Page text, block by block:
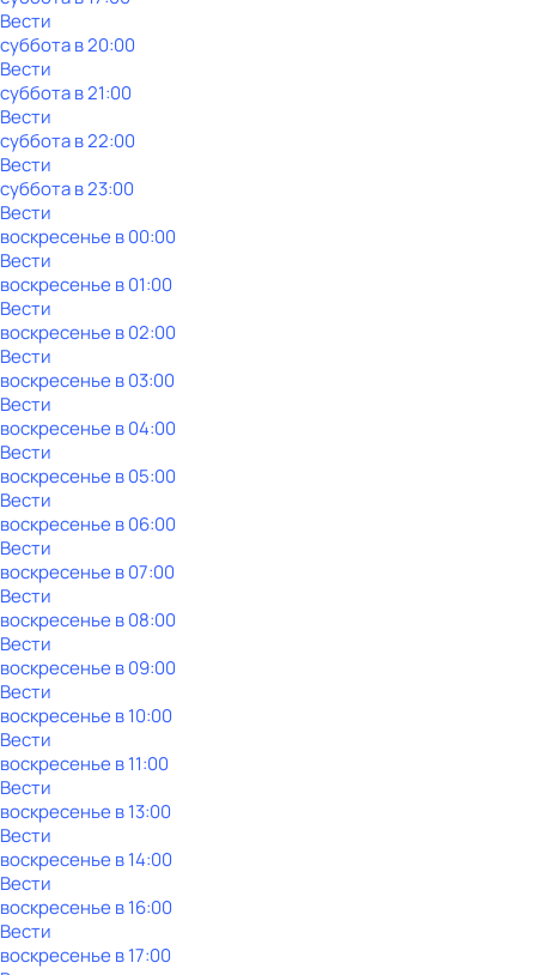
Вести
субботав20:00
Вести
субботав21:00
Вести
субботав22:00
Вести
субботав23:00
Вести
воскресенье в00:00
Вести
воскресенье в01:00
Вести
воскресенье в02:00
Вести
воскресенье в03:00
Вести
воскресенье в04:00
Вести
воскресенье в05:00
Вести
воскресенье в06:00
Вести
воскресенье в07:00
Вести
воскресенье в08:00
Вести
воскресенье в09:00
Вести
воскресенье в10:00
Вести
воскресенье в11:00
Вести
воскресенье в13:00
Вести
воскресенье в14:00
Вести
воскресенье в16:00
Вести
воскресенье в17:00